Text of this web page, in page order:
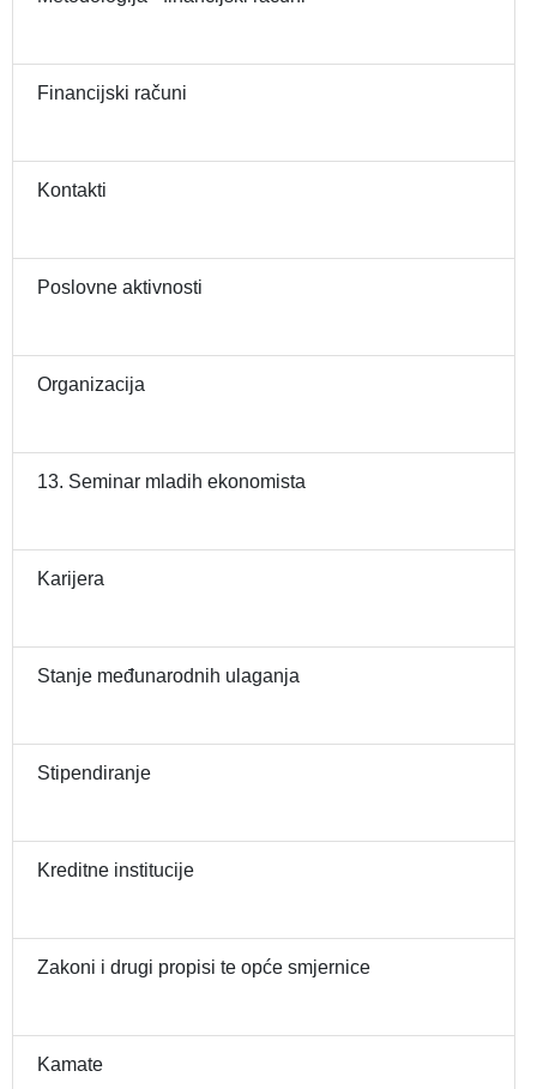
Financijski računi
Kontakti
Poslovne aktivnosti
Organizacija
13. Seminar mladih ekonomista
Karijera
Stanje međunarodnih ulaganja
Stipendiranje
Kreditne institucije
Zakoni i drugi propisi te opće smjernice
Kamate